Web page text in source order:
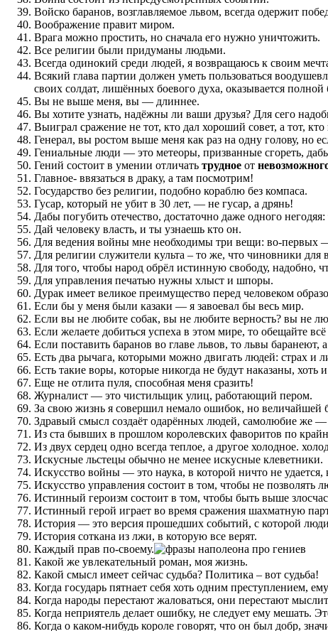
Войско баранов, возглавляемое львом, всегда одержит
Воображение правит миром.
Врага можно простить, но сначала его нужно уничтожить.
Все религии были придуманы людьми.
Всегда одинокий среди людей, я возвращаюсь к своим
Всякий глава партии должен уметь пользоваться
своих солдат, лишённых боевого духа, оказывается полной
Вы не выше меня, вы — длиннее.
Вы хотите узнать, надёжны ли ваши друзья? Для сего
Выиграл сражение не тот, кто дал хороший совет, а тот,
Генерал, вы ростом выше меня как раз на одну голову, но
Гениальные люди — это метеоры, призванные сгореть,
Гений состоит в умении отличать трудное от
Главное- ввязаться в драку, а там посмотрим!
Государство без религии, подобно кораблю без компаса.
Гусар, который не убит в 30 лет, — не гусар, а дрянь!
Дабы погубить отечество, достаточно даже одного
Дай человеку власть, и ты узнаешь кто он.
Для ведения войны мне необходимы три вещи: во-первых
Для религии служители культа – то же, что чиновники для
Для того, чтобы народ обрёл истинную свободу,
Для управления печатью нужны хлыст и шпоры.
Дурак имеет великое преимущество перед человеком
Если бы у меня были казаки — я завоевал бы весь мир.
Если вы не любите собак, вы не любите верность? вы не
Если желаете добиться успеха в этом мире, то обещайте
Если поставить баранов во главе львов, то львы
Есть два рычага, которыми можно двигать людей: страх и
Есть такие воры, которые никогда не будут наказаны,
Еще не отлита пуля, способная меня сразить!
Журналист — это чистильщик улиц, работающий пером.
За свою жизнь я совершил немало ошибок, но величайшей
Здравый смысл создаёт одарённых людей, самолюбие же —
Из ста бывших в прошлом королевских фаворитов по
Из двух сердец одно всегда теплое, а другое холодное.
Искусные льстецы обычно не менее искусные клеветники.
Искусство войны — это наука, в которой ничто не
Искусство управления состоит в том, чтобы не позволять
Истинный героизм состоит в том, чтобы быть выше
Истинный герой играет во время сражения шахматную
История — это версия прошедших событий, с которой люди
История соткана из лжи, в которую все верят.
Каждый прав по-своему.
Какой же увлекательный роман, моя жизнь.
Какой смысл имеет сейчас судьба? Политика – вот судьба!
Когда государь пятнает себя хоть одним преступлением,
Когда народы перестают жаловаться, они перестают
Когда неприятель делает ошибку, не следует ему мешать.
Когда о каком-нибудь короле говорят, что он был добр,